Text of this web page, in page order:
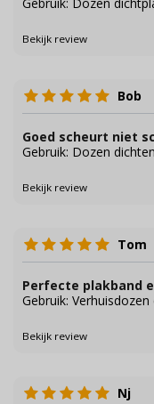
Bekijk review
Bob
Goed scheurt niet
Gebruik: Dozen dichten
Bekijk review
Tom
Perfecte plakband
Gebruik:
Bekijk review
Nj